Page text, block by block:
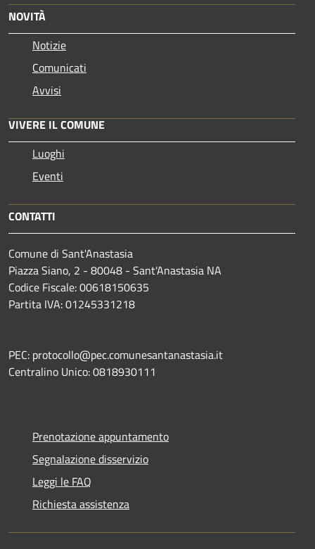
NOVITÀ
Notizie
Comunicati
Avvisi
VIVERE IL COMUNE
Luoghi
Eventi
CONTATTI
Comune di Sant'Anastasia
Piazza Siano, 2 - 80048 - Sant'Anastasia NA
Codice Fiscale: 00618150635
Partita IVA: 01245331218
PEC: protocollo@pec.comunesantanastasia.it
Centralino Unico: 0818930111
Prenotazione appuntamento
Segnalazione disservizio
Leggi le FAQ
Richiesta assistenza